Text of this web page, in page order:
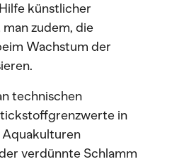
künstlicher
zudem, die
Wachstum der
technischen
in
Aquakulturen
verdünnte Schlamm